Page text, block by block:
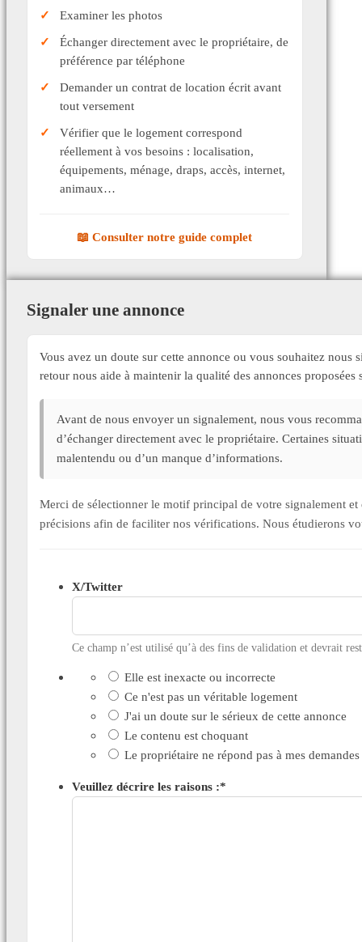
Examiner les photos
Échanger directement avec le propriétaire, de
préférence par téléphone
Demander un contrat de location écrit avant
tout versement
Vérifier que le logement correspond
réellement à vos besoins : localisation,
équipements, ménage, draps, accès, internet,
animaux…
📖 Consulter notre guide complet
Signaler une annonce
Vous avez un doute sur cette annonce ou vous souhaitez
retour nous aide à maintenir la qualité des annonces proposées
Avant de nous envoyer un signalement, nous vous
d’échanger directement avec le propriétaire. Certaines
malentendu ou d’un manque d’informations.
Merci de sélectionner le motif principal de votre signalement
précisions afin de faciliter nos vérifications. Nous étudierons
X/Twitter
Ce champ n’est utilisé qu’à des fins de validation et devrait
Elle est inexacte ou incorrecte
Ce n'est pas un véritable logement
J'ai un doute sur le sérieux de cette annonce
Le contenu est choquant
Le propriétaire ne répond pas à mes demandes
Veuillez décrire les raisons :*